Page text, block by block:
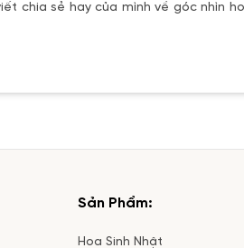
chia sẻ hay của mình về góc nhìn
Sản Phẩm:
Hoa Sinh Nhật